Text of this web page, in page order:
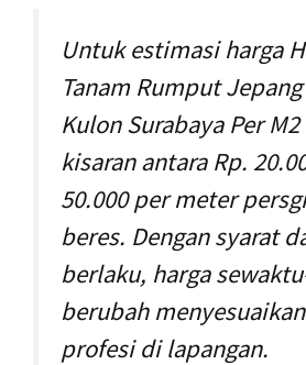
Untuk estimasi harga
Tanam Rumput
Kulon Surabaya Per
kisaran antara Rp.
50.000 per meter
beres. Dengan syarat
berlaku, harga
berubah
profesi di lapangan.